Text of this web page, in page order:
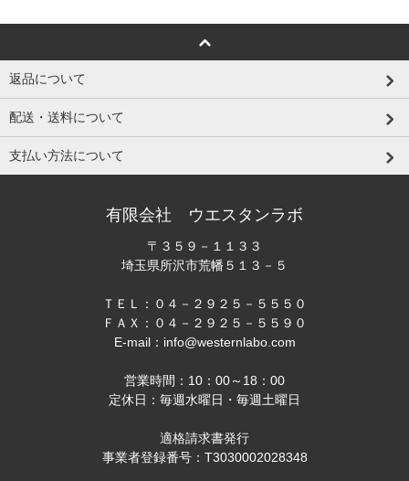
返品について
配送・送料について
支払い方法について
有限会社 ウエスタンラボ
〒３５９－１１３３
埼玉県所沢市荒幡５１３－５
ＴＥＬ：０４－２９２５－５５５０
ＦＡＸ：０４－２９２５－５５９０
E-mail：info@westernlabo.com
営業時間：10：00～18：00
定休日：毎週水曜日・毎週土曜日
適格請求書発行
事業者登録番号：T3030002028348